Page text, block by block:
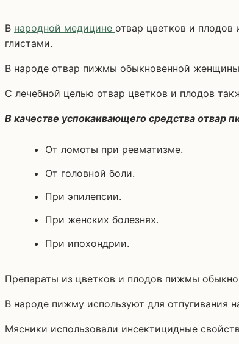
В народной медицине отвар цветков и плодов
глистами.
В народе отвар пижмы обыкновенной
С лечебной целью отвар цветков и плодов
В качестве успокаивающего средства отвар
От ломоты при ревматизме.
От головной боли.
При эпилепсии.
При женских болезнях.
При ипохондрии.
Препараты из цветков и плодов пижмы
В народе пижму используют для отпугивания
Мясники использовали инсектицидные